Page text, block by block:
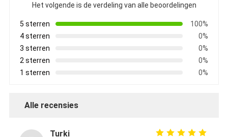
Het volgende is de verdeling van alle beoordelingen
5 sterren
100%
4 sterren
0%
3 sterren
0%
2 sterren
0%
1 sterren
0%
Alle recensies
Turki